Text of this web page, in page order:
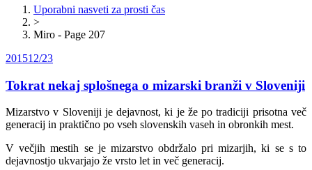
Uporabni nasveti za prosti čas
>
Miro - Page 207
201512/23
Tokrat nekaj splošnega o mizarski branži v Sloveniji
Mizarstvo v Sloveniji je dejavnost, ki je že po tradiciji prisotna več
generacij in praktično po vseh slovenskih vaseh in obronkih mest.
V večjih mestih se je mizarstvo obdržalo pri mizarjih, ki se s to
dejavnostjo ukvarjajo že vrsto let in več generacij.